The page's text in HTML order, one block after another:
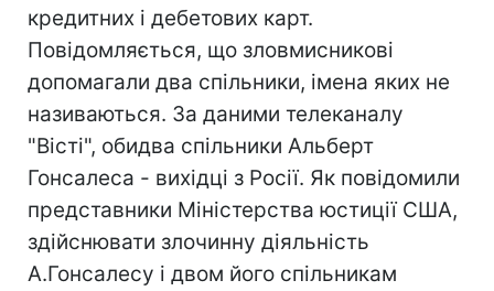
кредитних і дебетових карт.
Повідомляється, що зловмисникові
допомагали два спільники, імена яких не
називаються. За даними телеканалу
"Вісті", обидва спільники Альберт
Гонсалеса - вихідці з Росії. Як повідомили
представники Міністерства юстиції США,
здійснювати злочинну діяльність
А.Гонсалесу і двом його спільникам